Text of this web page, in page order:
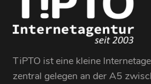
TiPTO ist eine kleine
zentral gelegen an der A5